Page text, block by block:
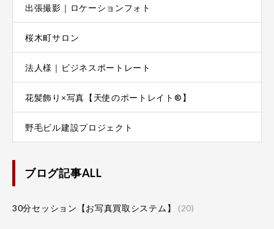
出張撮影｜ロケーションフォト
桜木町サロン
法人様｜ビジネスポートレート
花髪飾り×写真【天使のポートレイト®】
野毛ビル建設プロジェクト
ブログ記事ALL
30分セッション【お写真買取システム】 (20)